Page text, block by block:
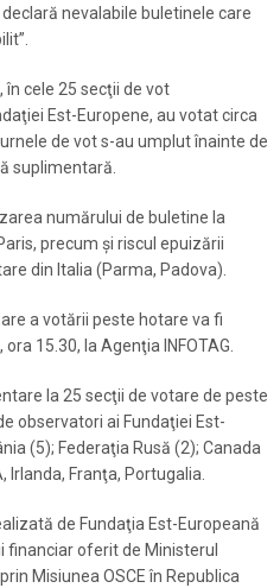
nevalabile buletinele care
în cele 25 secţii de vot
Est-Europene, au votat circa
de vot s-au umplut înainte de
suplimentară.
numărului de buletine la
precum şi riscul epuizării
din Italia (Parma, Padova).
a votării peste hotare va fi
15.30, la Agenţia INFOTAG.
la 25 secţii de votare de peste
observatori ai Fundaţiei Est-
(5); Federaţia Rusă (2); Canada
Irlanda, Franţa, Portugalia.
de Fundaţia Est-Europeană
financiar oferit de Ministerul
Misiunea OSCE în Republica